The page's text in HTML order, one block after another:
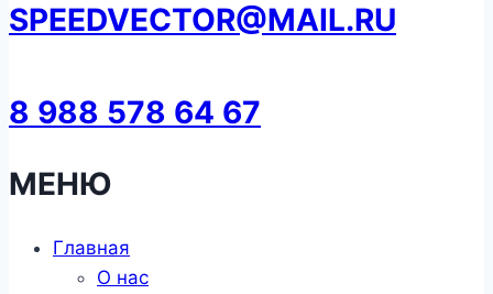
SPEEDVECTOR@MAIL.RU
8 988 578 64 67
МЕНЮ
Главная
О нас